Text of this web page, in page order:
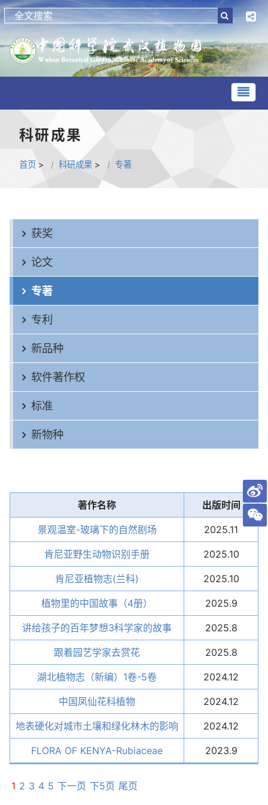
科研成果
首页 > 科研成果 > 专著
获奖
论文
专著
专利
新品种
软件著作权
标准
新物种
著作名称 出版时间
景观温室-玻璃下的自然剧场 2025.11
肯尼亚野生动物识别手册 2025.10
肯尼亚植物志(兰科) 2025.10
植物里的中国故事（4册） 2025.9
讲给孩子的百年梦想3科学家的故事 2025.8
跟着园艺学家去赏花 2025.8
湖北植物志（新编）1卷-5卷 2024.12
中国凤仙花科植物 2024.12
地表硬化对城市土壤和绿化林木的影响 2024.12
FLORA OF KENYA-Rubiaceae 2023.9
1 2 3 4 5 下一页 下5页 尾页